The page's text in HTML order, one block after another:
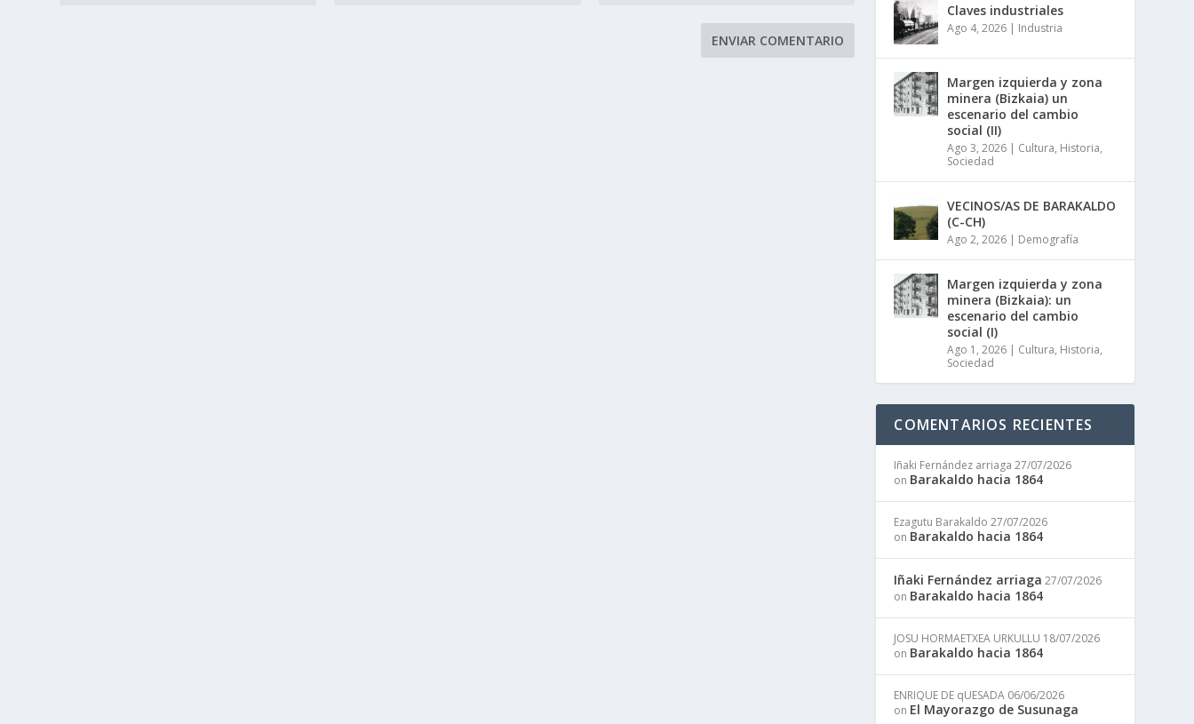
Claves industriales
Ago 4, 2026 | Industria
Margen izquierda y zona
minera (Bizkaia) un
escenario del cambio
social (II)
Ago 3, 2026 | Cultura, Historia,
Sociedad
VECINOS/AS DE BARAKALDO
(C-CH)
Ago 2, 2026 | Demografía
Margen izquierda y zona
minera (Bizkaia): un
escenario del cambio
social (I)
Ago 1, 2026 | Cultura, Historia,
Sociedad
COMENTARIOS RECIENTES
Iñaki Fernández arriaga 27/07/2026
on Barakaldo hacia 1864
Ezagutu Barakaldo 27/07/2026
on Barakaldo hacia 1864
Iñaki Fernández arriaga 27/07/2026
on Barakaldo hacia 1864
JOSU HORMAETXEA URKULLU 18/07/2026
on Barakaldo hacia 1864
ENRIQUE DE qUESADA 06/06/2026
on El Mayorazgo de Susunaga